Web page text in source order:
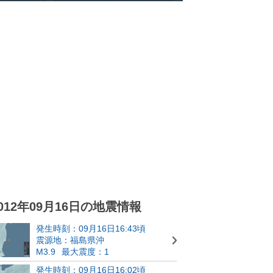
年09月16日の地震情報
発生時刻：09月16日16:43頃
震源地：福島県沖
M3.9
最大震度：1
発生時刻：09月16日16:02頃